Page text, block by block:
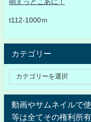
萌えっとこあに！
t112-1000ｍ
カテゴリー
動画やサムネイルで
等は全てその権利所